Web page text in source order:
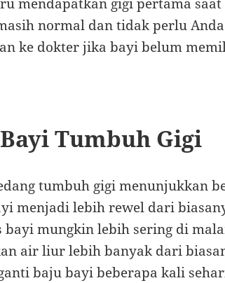
normal dan tidak perlu
ke dokter jika bayi belum
Tumbuh Gigi
tumbuh gigi menunjukkan
menjadi lebih rewel dari
bayi mungkin lebih sering di
air liur lebih banyak dari
baju bayi beberapa kali